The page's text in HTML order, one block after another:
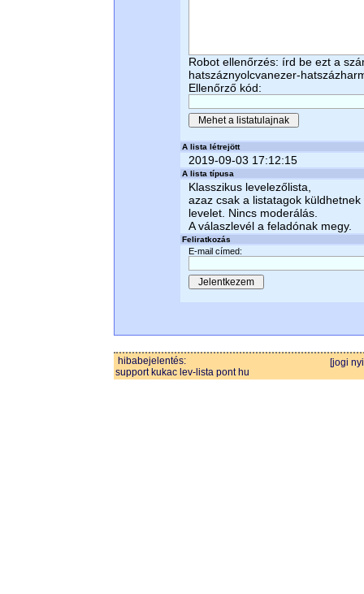
Robot ellenőrzés: írd be ezt a
hatszáznyolcvanezer-
Ellenőrző kód:
A lista létrejött
2019-09-03 17:12:15
A lista típusa
Klasszikus levelezőlista,
azaz csak a listatagok küldhetnek
levelet. Nincs moderálás.
A válaszlevél a feladónak megy.
Feliratkozás
E-mail címed:
hibabejelentés:
support kukac lev-lista pont hu
[jogi